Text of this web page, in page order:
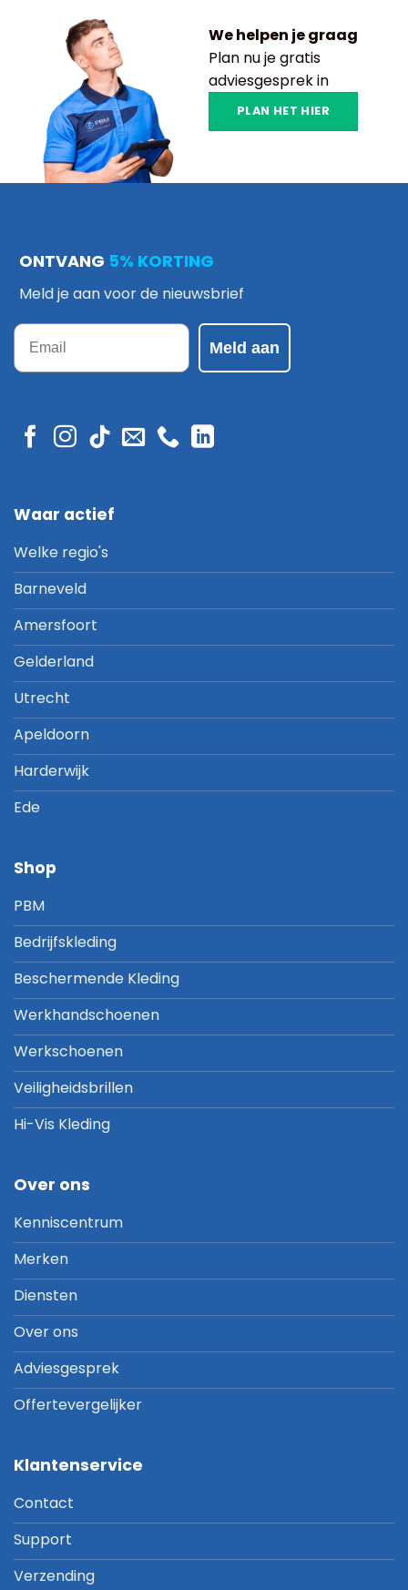
We helpen je graag
Plan nu je gratis
adviesgesprek in
PLAN HET HIER
ONTVANG 5% KORTING
Meld je aan voor de nieuwsbrief
Email
Meld aan
Waar actief
Welke regio's
Barneveld
Amersfoort
Gelderland
Utrecht
Apeldoorn
Harderwijk
Ede
Shop
PBM
Bedrijfskleding
Beschermende Kleding
Werkhandschoenen
Werkschoenen
Veiligheidsbrillen
Hi-Vis Kleding
Over ons
Kenniscentrum
Merken
Diensten
Over ons
Adviesgesprek
Offertevergelijker
Klantenservice
Contact
Support
Verzending